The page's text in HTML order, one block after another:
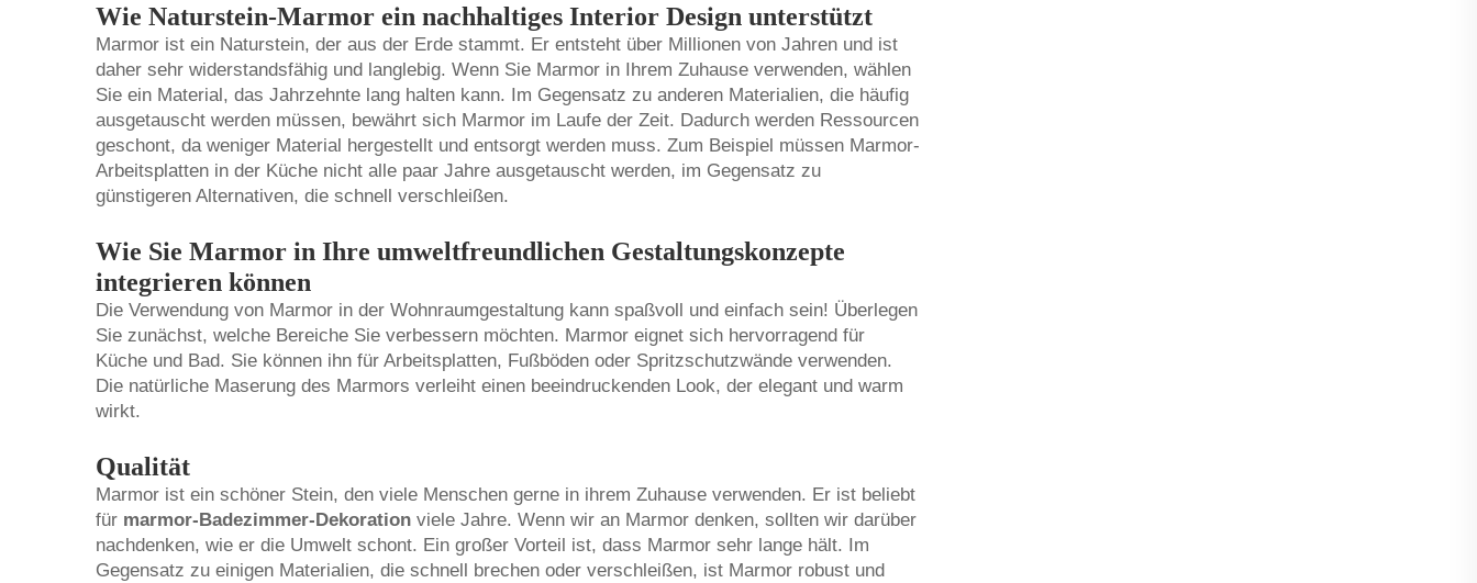
Wie Naturstein-Marmor ein nachhaltiges Interior Design unterstützt
Marmor ist ein Naturstein, der aus der Erde stammt. Er entsteht über Millionen von Jahren und ist
daher sehr widerstandsfähig und langlebig. Wenn Sie Marmor in Ihrem Zuhause verwenden, wählen
Sie ein Material, das Jahrzehnte lang halten kann. Im Gegensatz zu anderen Materialien, die häufig
ausgetauscht werden müssen, bewährt sich Marmor im Laufe der Zeit. Dadurch werden Ressourcen
geschont, da weniger Material hergestellt und entsorgt werden muss. Zum Beispiel müssen Marmor-
Arbeitsplatten in der Küche nicht alle paar Jahre ausgetauscht werden, im Gegensatz zu
günstigeren Alternativen, die schnell verschleißen.
Wie Sie Marmor in Ihre umweltfreundlichen Gestaltungskonzepte
integrieren können
Die Verwendung von Marmor in der Wohnraumgestaltung kann spaßvoll und einfach sein! Überlegen
Sie zunächst, welche Bereiche Sie verbessern möchten. Marmor eignet sich hervorragend für
Küche und Bad. Sie können ihn für Arbeitsplatten, Fußböden oder Spritzschutzwände verwenden.
Die natürliche Maserung des Marmors verleiht einen beeindruckenden Look, der elegant und warm
wirkt.
Qualität
Marmor ist ein schöner Stein, den viele Menschen gerne in ihrem Zuhause verwenden. Er ist beliebt
für marmor-Badezimmer-Dekoration viele Jahre. Wenn wir an Marmor denken, sollten wir darüber
nachdenken, wie er die Umwelt schont. Ein großer Vorteil ist, dass Marmor sehr lange hält. Im
Gegensatz zu einigen Materialien, die schnell brechen oder verschleißen, ist Marmor robust und